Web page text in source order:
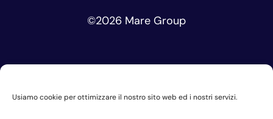
Usiamo cookie per ottimizzare il nostro sito web ed i nostri servizi.
©2026 Mare Group